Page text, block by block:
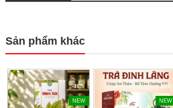
Sản phẩm khác
-46%
NEW
-39%
NEW